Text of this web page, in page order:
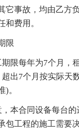
事故，均由乙方负
和费用。
限
每年为7个月，
出7个月按实际天
)。
合同设备每台的
包工程的施工需要